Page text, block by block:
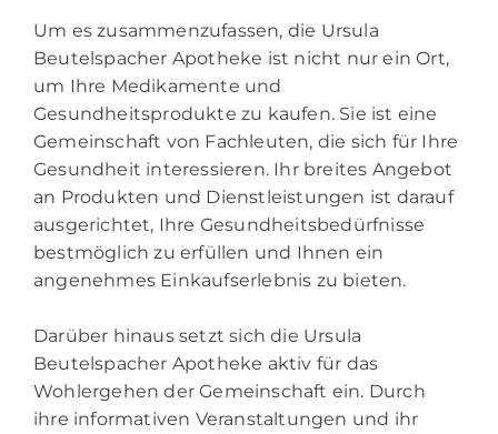
Um es zusammenzufassen, die Ursula
Beutelspacher Apotheke ist nicht nur ein Ort,
um Ihre Medikamente und
Gesundheitsprodukte zu kaufen. Sie ist eine
Gemeinschaft von Fachleuten, die sich für Ihre
Gesundheit interessieren. Ihr breites Angebot
an Produkten und Dienstleistungen ist darauf
ausgerichtet, Ihre Gesundheitsbedürfnisse
bestmöglich zu erfüllen und Ihnen ein
angenehmes Einkaufserlebnis zu bieten.
Darüber hinaus setzt sich die Ursula
Beutelspacher Apotheke aktiv für das
Wohlergehen der Gemeinschaft ein. Durch
ihre informativen Veranstaltungen und ihr